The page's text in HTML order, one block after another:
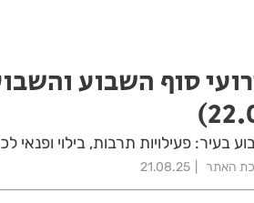
בעיר: פעילויות תרבות, בילוי
האתר 21.08.25